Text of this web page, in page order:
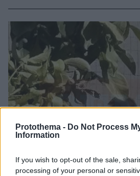
Protothema - Do Not Process
Information
If you wish to opt-out of the sale,
processing of your personal or